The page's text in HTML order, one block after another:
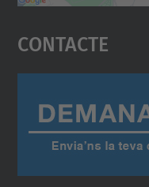
powered by
Contacte